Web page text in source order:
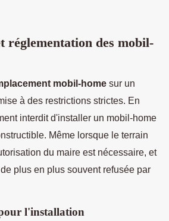
réglementation des mobil-
mobil-home sur un
à des restrictions strictes. En
interdit d'installer un mobil-home
Même lorsque le terrain
du maire est nécessaire, et
plus en plus souvent refusée par
l'installation